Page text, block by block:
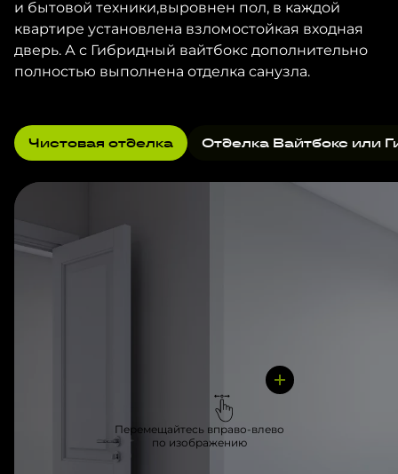
и бытовой техники,выровнен пол, в каждой
квартире установлена взломостойкая входная
дверь. А с Гибридный вайтбокс дополнительно
полностью выполнена отделка санузла.
Чистовая отделка Отделка Вайтбокс или
Перемещайтесь вправо-влево
по изображению